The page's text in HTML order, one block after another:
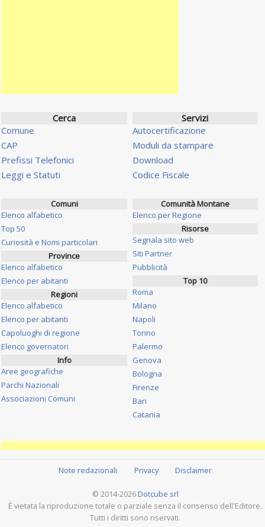
Cerca
Comune
CAP
Prefissi Telefonici
Leggi e Statuti
Servizi
Autocertificazione
Moduli da stampare
Download
Codice Fiscale
Comuni
Elenco alfabetico
Top 50
Curiosità e Nomi particolari
Province
Elenco alfabetico
Elenco per abitanti
Regioni
Elenco alfabetico
Elenco per abitanti
Capoluoghi di regione
Elenco governatori
Info
Aree geografiche
Parchi Nazionali
Associazioni Comuni
Comunità Montane
Elenco per Regione
Risorse
Segnala sito web
Siti Partner
Pubblicità
Top 10
Roma
Milano
Napoli
Torino
Palermo
Genova
Bologna
Firenze
Bari
Catania
Note redazionali Privacy Disclaimer
© 2014-2026 Dotcube srl
È vietata la riproduzione totale o parziale senza il consenso dell'Editore.
Tutti i diritti sono riservati.